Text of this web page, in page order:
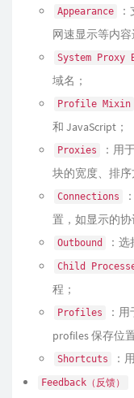
Appearance
网速显示等内容
System Proxy
域名；
Profile Mixin
和 JavaScript；
Proxies ：用
块的宽度、排序
Connections
置，如显示的协
Outbound ：
Child
程；
Profiles ：
profiles 保存位
Shortcuts ：
Feedback（反馈）